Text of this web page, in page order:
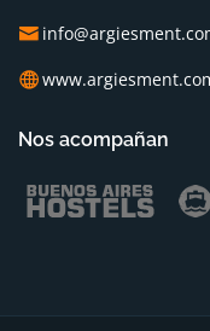
Nos acompañan